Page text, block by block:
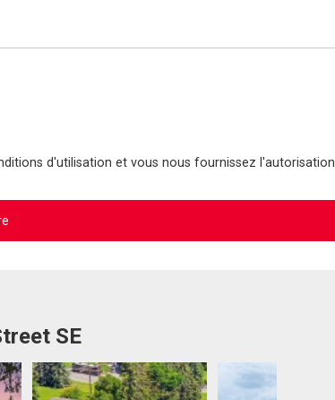
d'utilisation et vous nous fournissez l'autorisation
SE